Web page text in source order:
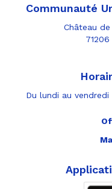
Communauté
Château
Du lundi au